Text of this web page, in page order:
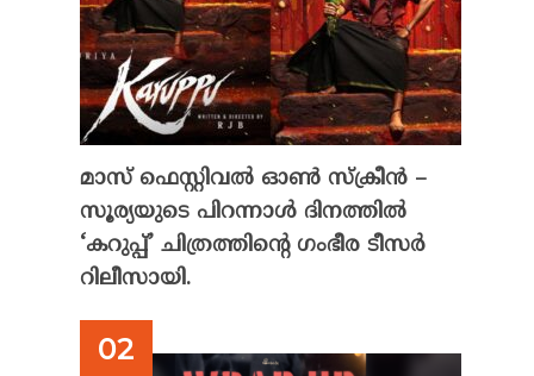
മാസ് ഫെസ്റ്റിവൽ ഓൺ സ്‌ക്രീൻ –
സൂര്യയുടെ പിറന്നാൾ ദിനത്തിൽ
‘കറുപ്പ്’ ചിത്രത്തിന്റെ ഗംഭീര ടീസർ
റിലീസായി.